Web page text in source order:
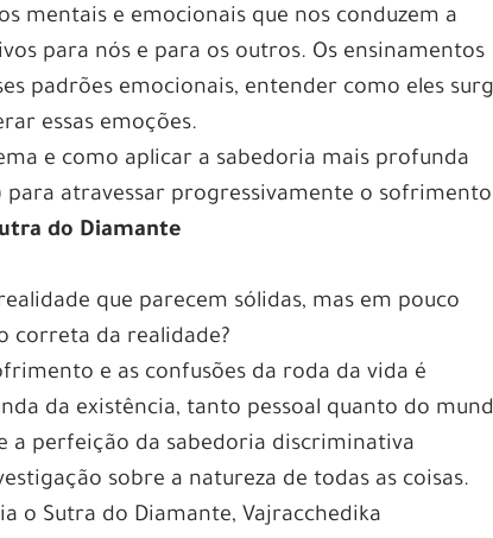
mentais e emocionais que nos conduzem a
para nós e para os outros. Os ensinamentos
padrões emocionais, entender como eles
essas emoções.
e como aplicar a sabedoria mais profunda
atravessar progressivamente o
do Diamante
que parecem sólidas, mas em pouco
correta da realidade?
e as confusões da roda da vida é
da existência, tanto pessoal quanto do
a perfeição da sabedoria discriminativa
sobre a natureza de todas as coisas.
o Sutra do Diamante, Vajracchedika